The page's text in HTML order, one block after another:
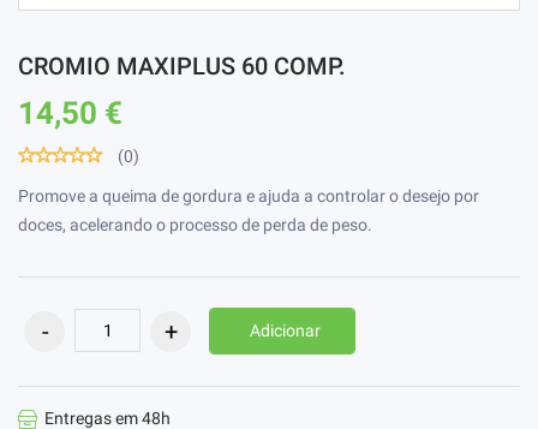
CROMIO MAXIPLUS 60 COMP.
14,50 €
(0)
Promove a queima de gordura e ajuda a controlar o desejo por
doces, acelerando o processo de perda de peso.
Adicionar
Entregas em 48h